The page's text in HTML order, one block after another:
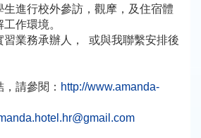
生進行校外參訪，觀摩，及住宿體
作環境。
習業務承辦人， 或與我聯繫安排後
請參閱： http://www.amanda-
com